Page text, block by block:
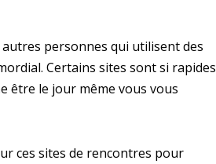
personnes qui utilisent des
Certains sites sont si rapides
être le jour même vous vous
ces sites de rencontres pour